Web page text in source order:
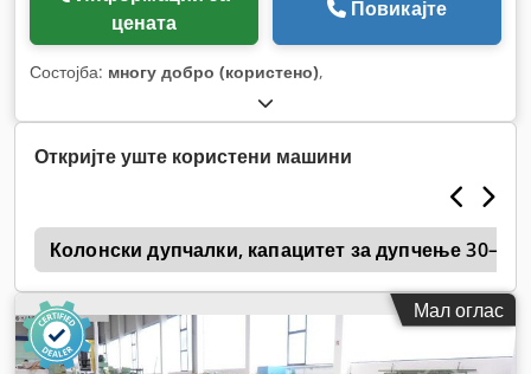
цената
Повикајте
Состојба: многу добро (користено),
Откријте уште користени машини
Колонски дупчалки, капацитет за дупчење 30–39
Мал оглас